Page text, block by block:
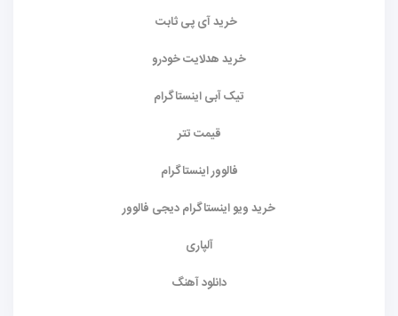
خرید آی پی ثابت
خرید هدلایت خودرو
تیک آبی اینستاگرام
قیمت تتر
فالوور اینستاگرام
خرید ویو اینستاگرام دیجی فالوور
آلپاری
دانلود آهنگ